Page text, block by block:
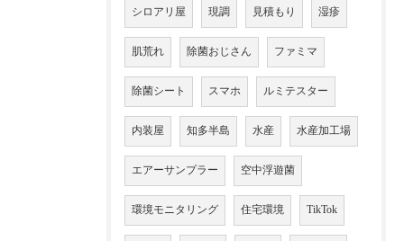
シロアリ屋 現調 見積もり 湿疹
肌荒れ 除菌おじさん ファミマ
除菌シート スマホ ルミテスター
内装屋 知多半島 水産 水産加工場
エアーサンプラー 空中浮遊菌
環境モニタリング 住宅環境 TikTok